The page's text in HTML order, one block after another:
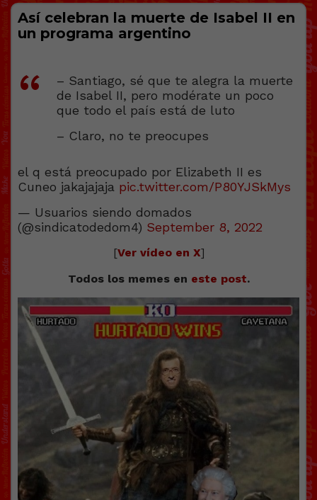
Así celebran la muerte de Isabel II en
un programa argentino
– Santiago, sé que te alegra la muerte
de Isabel II, pero modérate un poco
que todo el país está de luto
– Claro, no te preocupes
el q está preocupado por Elizabeth II es
Cuneo jakajajaja pic.twitter.com/P80YJSkMys
— Usuarios siendo domados
(@sindicatodedom4) September 8, 2022
[Ver vídeo en X]
Todos los memes en este post.